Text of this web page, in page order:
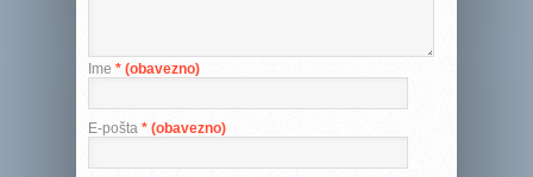
Ime * (obavezno)
E-pošta * (obavezno)